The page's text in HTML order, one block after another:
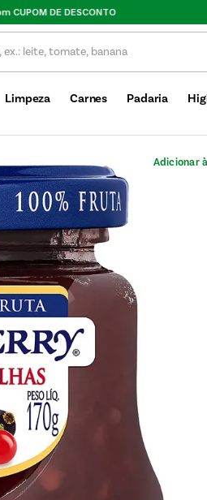
Valor mínimo de compra $30
Limpeza Carnes Padaria